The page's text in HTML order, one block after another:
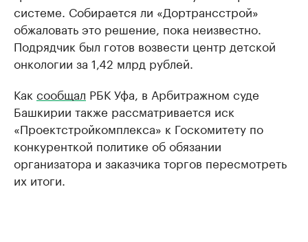
системе. Собирается ли «Дортрансстрой»
обжаловать это решение, пока неизвестно.
Подрядчик был готов возвести центр детской
онкологии за 1,42 млрд рублей.
Как сообщал РБК Уфа, в Арбитражном суде
Башкирии также рассматривается иск
«Проектстройкомплекса» к Госкомитету по
конкуренткой политике об обязании
организатора и заказчика торгов пересмотреть
их итоги.